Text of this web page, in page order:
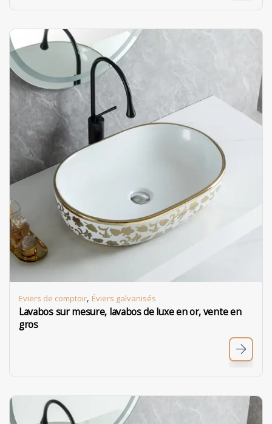
Eviers de comptoir, Éviers galvanisés
Lavabos sur mesure, lavabos de luxe en or, vente en
gros